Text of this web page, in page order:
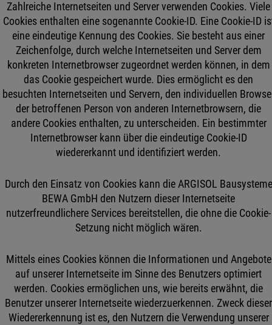
Zahlreiche Internetseiten und Server verwenden Cookies. Viele
Cookies enthalten eine sogenannte Cookie-ID. Eine Cookie-ID
eine eindeutige Kennung des Cookies. Sie besteht aus einer
Zeichenfolge, durch welche Internetseiten und Server dem
konkreten Internetbrowser zugeordnet werden können, in dem
das Cookie gespeichert wurde. Dies ermöglicht es den
besuchten Internetseiten und Servern, den individuellen
der betroffenen Person von anderen Internetbrowsern, die
andere Cookies enthalten, zu unterscheiden. Ein bestimmter
Internetbrowser kann über die eindeutige Cookie-ID
wiedererkannt und identifiziert werden.
Durch den Einsatz von Cookies kann die ARGISOL Bausysteme
BEWA GmbH den Nutzern dieser Internetseite
nutzerfreundlichere Services bereitstellen, die ohne die Cookie-
Setzung nicht möglich wären.
Mittels eines Cookies können die Informationen und Angebote
auf unserer Internetseite im Sinne des Benutzers optimiert
werden. Cookies ermöglichen uns, wie bereits erwähnt, die
Benutzer unserer Internetseite wiederzuerkennen. Zweck dieser
Wiedererkennung ist es, den Nutzern die Verwendung unserer